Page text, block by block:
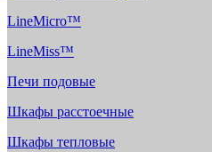
LineMicro™
LineMiss™
Печи подовые
Шкафы расстоечные
Шкафы тепловые